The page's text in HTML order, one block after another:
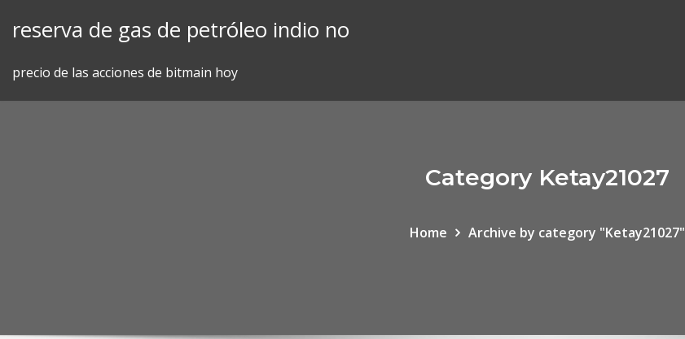
reserva de gas de petróleo indio no
precio de las acciones de bitmain hoy
Category Ketay21027
Home Archive by category "Ketay21027"